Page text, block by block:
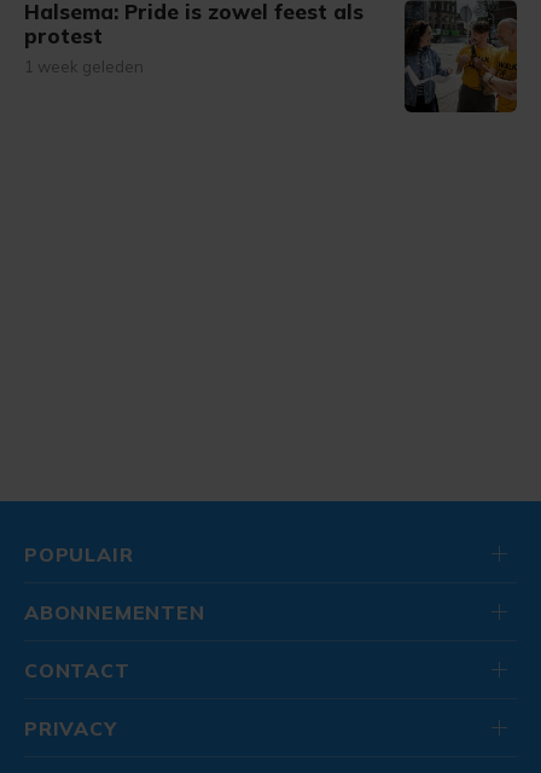
Halsema: Pride is zowel feest als
protest
1 week geleden
POPULAIR
ABONNEMENTEN
CONTACT
PRIVACY